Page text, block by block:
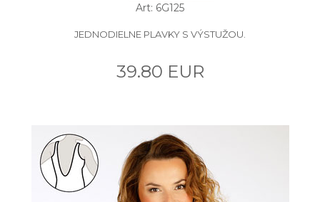
Art: 6G125
JEDNODIELNE PLAVKY S VÝSTUŽOU.
39.80 EUR